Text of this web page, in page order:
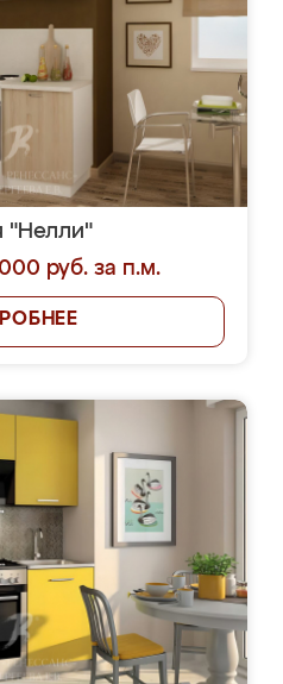
"Нелли"
руб. за п.м.